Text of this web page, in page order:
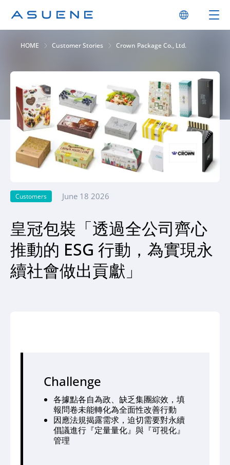
HOME Customer Stories Crown Package Co., Ltd.
Customers June 18 2026
皇冠包裝「透過全公司齊心
推動的 ESG 行動，為實現永
續社會做出貢獻」
Challenge
各據點各自為政、缺乏集團綜效，填
報問卷未能轉化為全面性改善行動
因應法規揭露需求，迫切需要對永續
倡議進行『定量量化』與『可視化』
管理